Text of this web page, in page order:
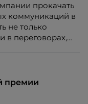
прокачать
коммуникаций в
не только
в переговорах,
премии